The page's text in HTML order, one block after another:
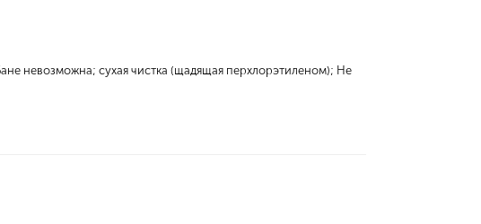
невозможна; сухая чистка (щадящая перхлорэтиленом); Не